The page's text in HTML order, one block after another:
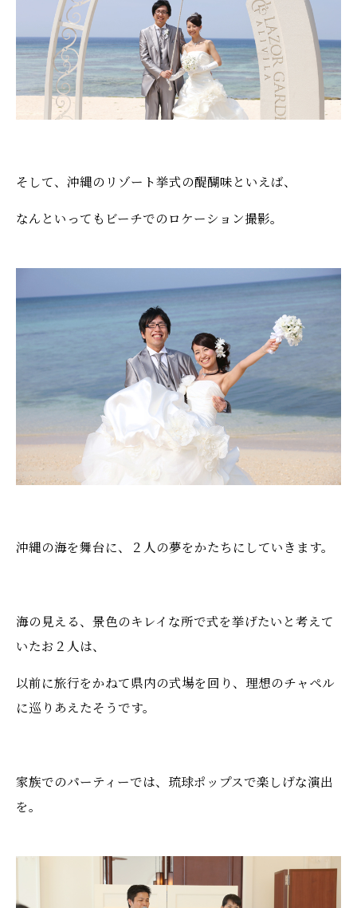
そして、沖縄のリゾート挙式の醍醐味といえば、
なんといってもビーチでのロケーション撮影。
沖縄の海を舞台に、２人の夢をかたちにしていきます。
海の見える、景色のキレイな所で式を挙げたいと考えて
いたお２人は、
以前に旅行をかねて県内の式場を回り、理想のチャペル
に巡りあえたそうです。
家族でのパーティーでは、琉球ポップスで楽しげな演出
を。